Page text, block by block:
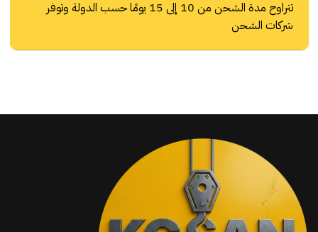
تتراوح مدة الشحن من 10 إلى 15 يومًا حسب الدولة وتوفر
شركات الشحن